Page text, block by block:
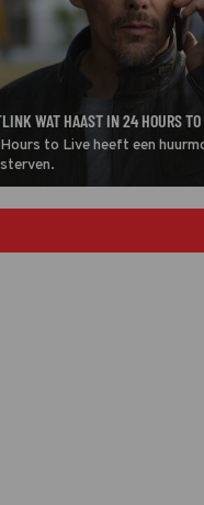
WAT HAAST IN 24 HOURS
to Live heeft een